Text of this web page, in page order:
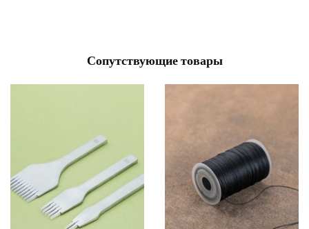
Сопутствующие товары